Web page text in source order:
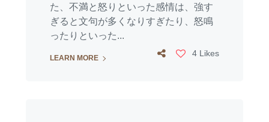
た、不満と怒りといった感情は、強す
ぎると文句が多くなりすぎたり、怒鳴
ったりといった...
LEARN MORE 4 Likes